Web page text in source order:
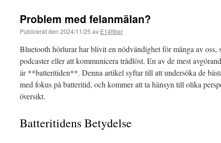
Problem med felanmälan?
Publicerat den 2024/11/25 av E14fiber
Bluetooth hörlurar har blivit en nödvändighet för många av oss,
podcaster eller att kommunicera trådlöst. En av de mest
är **batteritiden**. Denna artikel syftar till att undersöka de
med fokus på batteritid, och kommer att ta hänsyn till olika
översikt.
Batteritidens Betydelse